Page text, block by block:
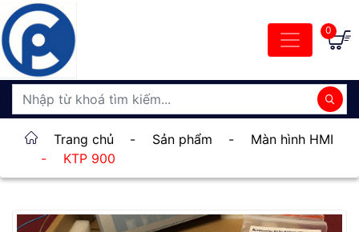
0
Trang chủ - Sản phẩm -
Màn hình HMI
-
KTP 900